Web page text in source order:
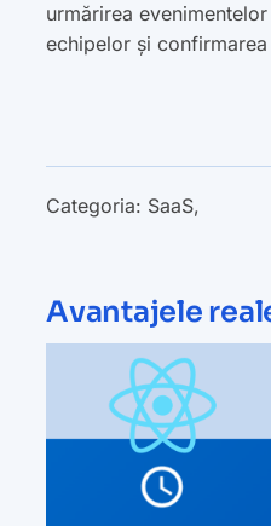
urmărirea
echipelor și
Categoria: SaaS,
Avantajele